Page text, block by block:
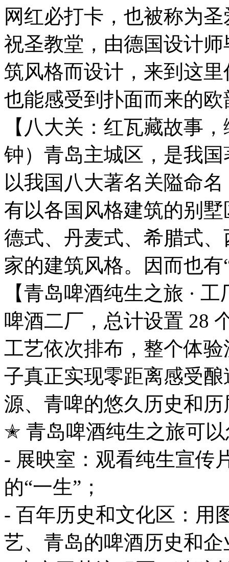
网红必打卡，也被称为
祝圣教堂，由德国设计
筑风格而设计，来到这
也能感受到扑面而来的欧
【八大关：红瓦藏故事
钟）青岛主城区，是我
以我国八大著名关隘命
有以各国风格建筑的别
德式、丹麦式、希腊式
家的建筑风格。因而也
【青岛啤酒纯生之旅 ·
啤酒二厂，总计设置 28
工艺依次排布，整个体
子真正实现零距离感受
源、青啤的悠久历史和
✭ 青岛啤酒纯生之旅可
- 展映室：观看纯生宣传
的“一生”；
- 百年历史和文化区：用
艺、青岛的啤酒历史和